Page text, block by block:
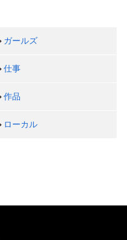
ガールズ
仕事
作品
ローカル